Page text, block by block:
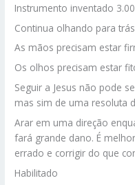
Instrumento inventado
Continua olhando para
As mãos precisam estar
Os olhos precisam estar
Seguir a Jesus não pode
mas sim de uma resoluta
Arar em uma direção
fará grande dano. É
errado e corrigir do que
Habilitado